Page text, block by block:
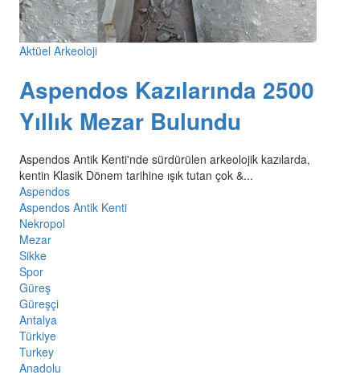
Aktüel Arkeoloji
Aspendos Kazılarında 2500
Yıllık Mezar Bulundu
Aspendos Antik Kenti'nde sürdürülen arkeolojik kazılarda,
kentin Klasik Dönem tarihine ışık tutan çok &...
Aspendos
Aspendos Antik Kenti
Nekropol
Mezar
Sikke
Spor
Güreş
Güreşçi
Antalya
Türkiye
Turkey
Anadolu